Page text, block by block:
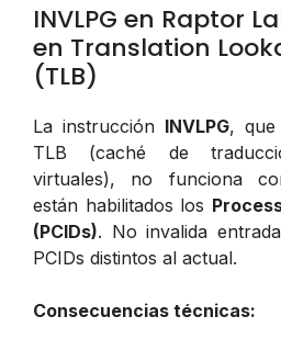
INVLPG en Raptor
en Translation
(TLB)
La instrucción INVLPG, que
TLB (caché de
virtuales), no funciona
están habilitados los
(PCIDs). No invalida
PCIDs distintos al actual.
Consecuencias técnicas: